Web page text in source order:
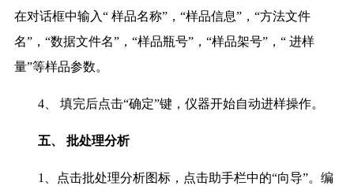
在对话框中输入“ 样品名称”，“样品信息”，“方法文件
名”，“数据文件名”，“样品瓶号”，“样品架号”，“ 进样
量”等样品参数。
4、 填完后点击“确定”键，仪器开始自动进样操作。
五、 批处理分析
1、点击批处理分析图标，点击助手栏中的“向导”。编